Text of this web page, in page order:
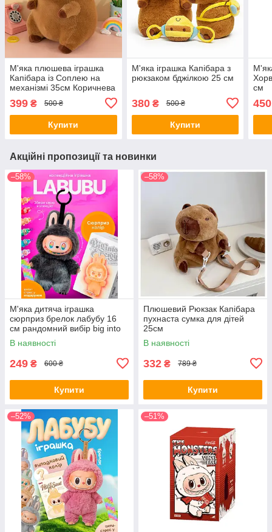
М'яка плюшева іграшка
Капібара із Соплею на
механізмі 35см Коричнева
399 ₴ 500 ₴
Купити
М'яка іграшка Капібара з
рюкзаком бджілкою 25 см
380₴ 500 ₴
Купити
см
450
Акційні пропозиції та новинки
–58%
М'яка дитяча іграшка
сюрприз брелок лабубу 16
см рандомний вибір big into
energy аксесуар для сумки
(101203)
В наявності
249 ₴ 600 ₴
Купити
–58%
Плюшевий Рюкзак Капібара
пухнаста сумка для дітей
25см
В наявності
332 ₴ 789 ₴
Купити
–52% –51%